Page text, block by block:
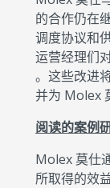
的合作仍在
调度协议和
运营经理们
。这些改进
并为 Molex
阅读的案例
Molex 莫仕
所取得的效